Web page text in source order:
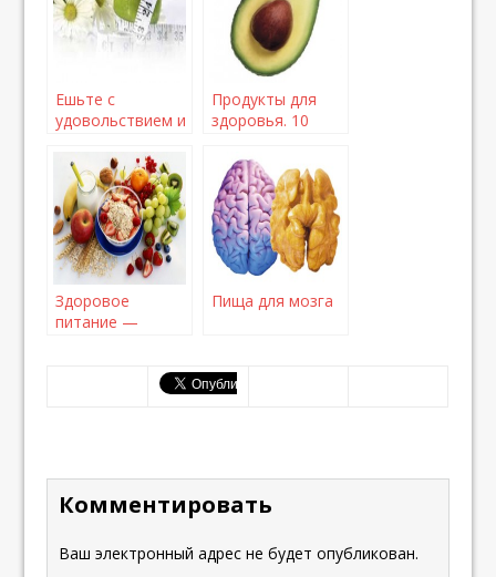
Ешьте с
удовольствием и
Продукты для
здоровья. 10
продуктов,
обязательных
для вашего
рациона
Здоровое
питание —
Пища для мозга
Комментировать
Ваш электронный адрес не будет опубликован.